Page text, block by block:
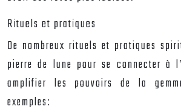
Rituels et pratiques
De nombreux rituels et pratiques
pierre de lune pour se connecter à
amplifier les pouvoirs de la
exemples: